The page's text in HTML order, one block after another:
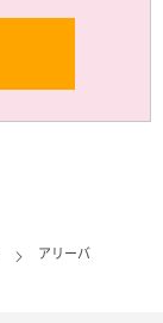
アリーバ